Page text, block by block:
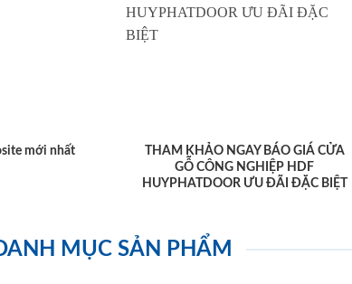
mới nhất
THAM KHẢO NGAY BÁO GIÁ CỬA
GỖ CÔNG NGHIỆP HDF
HUYPHATDOOR ƯU ĐÃI ĐẶC BIỆT
MỤC SẢN PHẨM